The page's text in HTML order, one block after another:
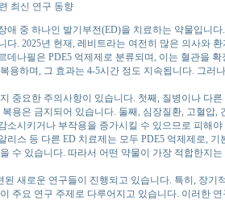
최신 연구 동향
애 중 하나인 발기부전(ED)을 치료하는 약물입니
다. 2025년 현재, 레비트라는 여전히 많은 의사와
데나필은 PDE5 억제제로 분류되며, 이는 혈관을
용하며, 그 효과는 4-5시간 정도 지속됩니다. 그
중요한 주의사항이 있습니다. 첫째, 질병이나 다
용은 금지되어 있습니다. 둘째, 심장질환, 고혈
소시키거나 부작용을 증가시킬 수 있으므로 피해야
리스 등 다른 ED 치료제는 모두 PDE5 억제제로,
수 있습니다. 따라서 어떤 약물이 가장 적합한지
된 새로운 연구들이 진행되고 있습니다. 특히, 장
주요 연구 주제로 다루어지고 있습니다. 이러한